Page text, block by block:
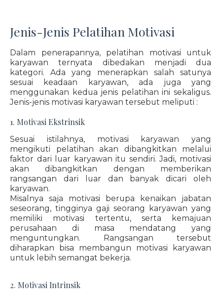
Jenis-Jenis Pelatihan Motivasi
Dalam penerapannya, pelatihan motivasi untuk
karyawan ternyata dibedakan menjadi dua
kategori. Ada yang menerapkan salah satunya
sesuai keadaan karyawan, ada juga yang
menggunakan kedua jenis pelatihan ini sekaligus.
Jenis-jenis motivasi karyawan tersebut meliputi :
1. Motivasi Ekstrinsik
Sesuai istilahnya, motivasi karyawan yang
mengikuti pelatihan akan dibangkitkan melalui
faktor dari luar karyawan itu sendiri. Jadi, motivasi
akan dibangkitkan dengan memberikan
rangsangan dari luar dan banyak dicari oleh
karyawan.
Misalnya saja motivasi berupa kenaikan jabatan
seseorang, tingginya gaji seorang karyawan yang
memiliki motivasi tertentu, serta kemajuan
perusahaan di masa mendatang yang
menguntungkan. Rangsangan tersebut
diharapkan bisa membangun motivasi karyawan
untuk lebih semangat bekerja.
2. Motivasi Intrinsik